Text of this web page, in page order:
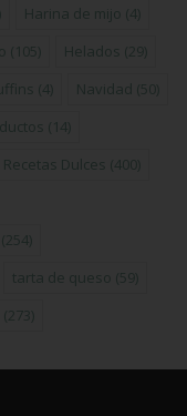
Harina de mijo (4)
(105) Helados (29)
(4) Navidad (50)
(14)
Recetas Dulces (400)
(254)
tarta de queso (59)
(273)